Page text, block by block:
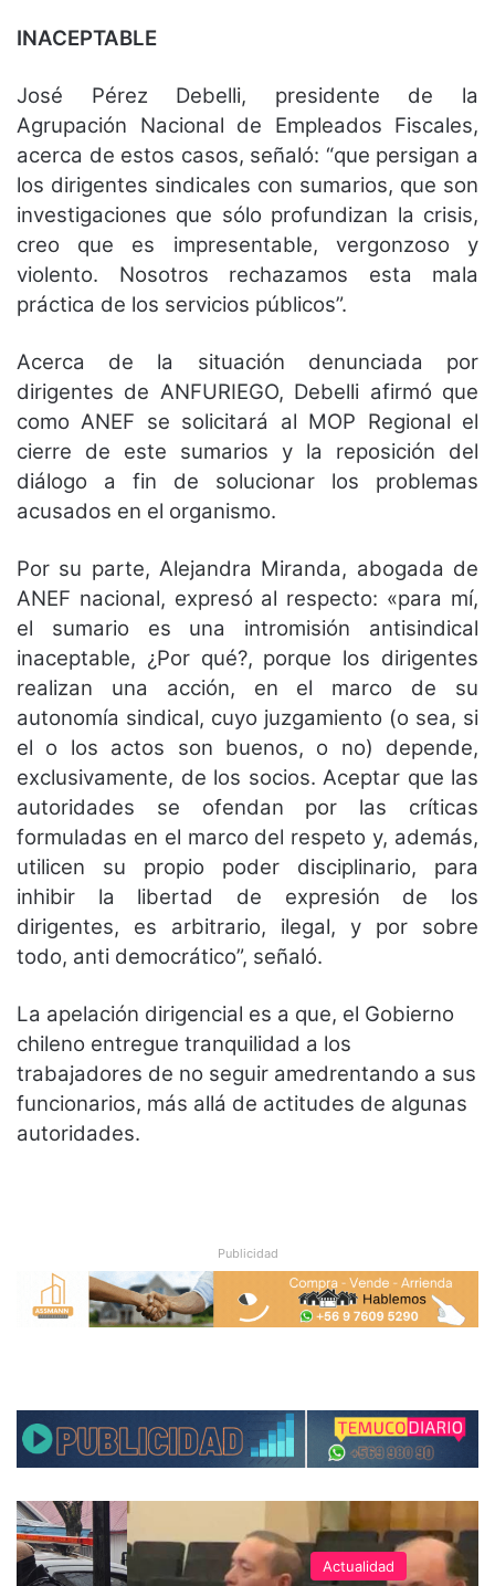
INACEPTABLE
José Pérez Debelli, presidente de la
Agrupación Nacional de Empleados Fiscales,
acerca de estos casos, señaló: “que persigan a
los dirigentes sindicales con sumarios, que son
investigaciones que sólo profundizan la crisis,
creo que es impresentable, vergonzoso y
violento. Nosotros rechazamos esta mala
práctica de los servicios públicos”.
Acerca de la situación denunciada por
dirigentes de ANFURIEGO, Debelli afirmó que
como ANEF se solicitará al MOP Regional el
cierre de este sumarios y la reposición del
diálogo a fin de solucionar los problemas
acusados en el organismo.
Por su parte, Alejandra Miranda, abogada de
ANEF nacional, expresó al respecto: «para mí,
el sumario es una intromisión antisindical
inaceptable, ¿Por qué?, porque los dirigentes
realizan una acción, en el marco de su
autonomía sindical, cuyo juzgamiento (o sea, si
el o los actos son buenos, o no) depende,
exclusivamente, de los socios. Aceptar que las
autoridades se ofendan por las críticas
formuladas en el marco del respeto y, además,
utilicen su propio poder disciplinario, para
inhibir la libertad de expresión de los
dirigentes, es arbitrario, ilegal, y por sobre
todo, anti democrático”, señaló.
La apelación dirigencial es a que, el Gobierno
chileno entregue tranquilidad a los
trabajadores de no seguir amedrentando a sus
funcionarios, más allá de actitudes de algunas
autoridades.
Publicidad
Actualidad